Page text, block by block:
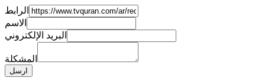
الرابط
الاسم
البريد الإلكتروني
المشكلة
ارسل